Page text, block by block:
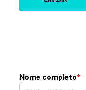
Nome completo*